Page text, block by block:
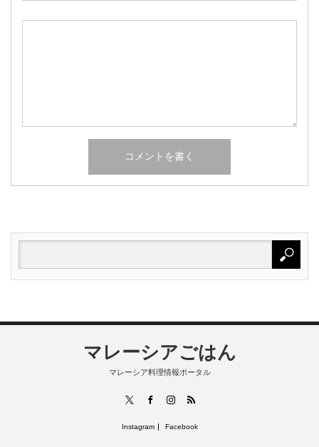
マレーシアごはん
マレーシア料理情報ポータル
FacebookInstagram
RSS
Instagram Facebook